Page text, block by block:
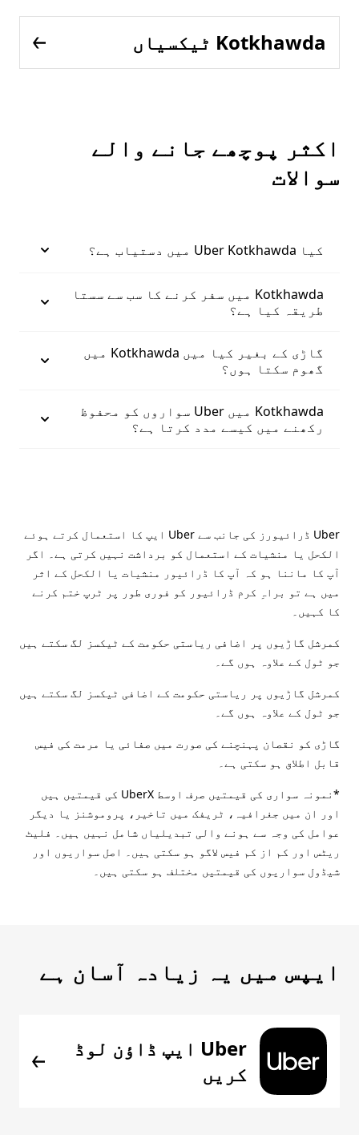
Kotkhawda ٹیکسیاں
اکثر پوچھے جانے والے
سوالات
کیا Uber Kotkhawda میں دستیاب ہے؟
Kotkhawda میں سفر کرنے کا سب سے سستا
طریقہ کیا ہے؟
گاڑی کے بغیر کیا میں Kotkhawda میں
گھوم سکتا ہوں؟
Kotkhawda میں Uber سواروں کو محفوظ
رکھنے میں کیسے مدد کرتا ہے؟
Uber ڈرائیورز کی جانب سے Uber ایپ کا استعمال کرتے ہوئے
الکحل یا منشیات کے استعمال کو برداشت نہیں کرتی ہے۔ اگر
آپ کا ماننا ہو کہ آپ کا ڈرائیور منشیات یا الکحل کے اثر
میں ہے تو براہِ کرم ڈرائیور کو فوری طور پر ٹرپ ختم کرنے
کا کہیں۔
کمرشل گاڑیوں پر اضافی ریاستی حکومت کے ٹیکسز لگ سکتے ہیں
جو ٹول کے علاوہ ہوں گے۔
کمرشل گاڑیوں پر ریاستی حکومت کے اضافی ٹیکسز لگ سکتے ہیں
جو ٹول کے علاوہ ہوں گے۔
گاڑی کو نقصان پہنچنے کی صورت میں صفائی یا مرمت کی فیس
قابل اطلاق ہو سکتی ہے۔
*نمونہ سواری کی قیمتیں صرف اوسط UberX کی قیمتیں ہیں
اور ان میں جغرافیہ، ٹریفک میں تاخیر، پروموشنز یا دیگر
عوامل کی وجہ سے ہونے والی تبدیلیاں شامل نہیں ہیں۔ فلیٹ
ریٹس اور کم از کم فیس لاگو ہو سکتی ہیں۔ اصل سواریوں اور
شیڈول سواریوں کی قیمتیں مختلف ہو سکتی ہیں۔
ایپس میں یہ زیادہ آسان ہے
Uber ایپ ڈاؤن لوڈ
کریں